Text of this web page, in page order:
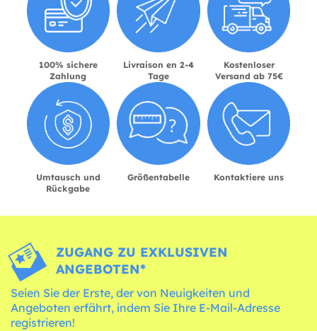
100% sichere
Zahlung
Livraison en 2-4
Tage
Kostenloser
Versand ab 75€
Umtausch und
Rückgabe
Größentabelle Kontaktiere uns
ZUGANG ZU EXKLUSIVEN
ANGEBOTEN*
Seien Sie der Erste, der von Neuigkeiten und
Angeboten erfährt, indem Sie Ihre E-Mail-Adresse
registrieren!